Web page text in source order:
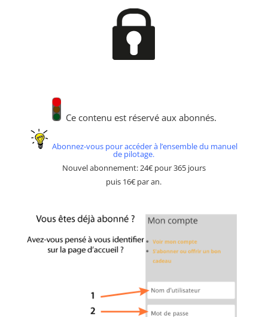
Ce contenu est réservé aux abonnés.
Abonnez-vous pour accéder à l’ensemble du manuel
de pilotage.
Nouvel abonnement: 24€ pour 365 jours
puis 16€ par an.